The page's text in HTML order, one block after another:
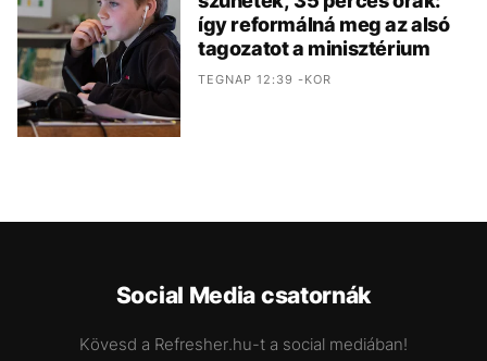
így reformálná meg az alsó
tagozatot a minisztérium
TEGNAP 12:39 -KOR
Social Media csatornák
Kövesd a Refresher.hu-t a social mediában!